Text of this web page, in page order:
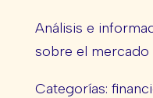
Análisis e
sobre el mercado
Categorías: